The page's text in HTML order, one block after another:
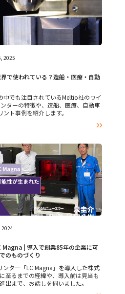
2025
で使われている？造船・医療・自動
中でも注目されているMeltio社のワイ
ターの特徴や、造船、医療、自動車
ト事例を紹介します。

2024
Magna | 導入で創業85年の企業に可
のものづくり
ター「LC Magna」を導入した株式
至るまでの経緯や、導入前は見当も
出まで、お話しを伺いました。